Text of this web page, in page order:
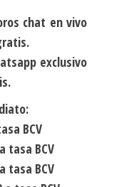
chat en vivo
exclusivo
BCV
tasa BCV
tasa BCV